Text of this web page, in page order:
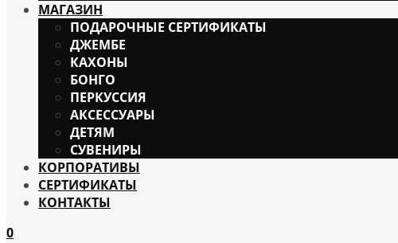
МАГАЗИН
ПОДАРОЧНЫЕ СЕРТИФИКАТЫ
ДЖЕМБЕ
КАХОНЫ
БОНГО
ПЕРКУССИЯ
АКСЕССУАРЫ
ДЕТЯМ
СУВЕНИРЫ
КОРПОРАТИВЫ
СЕРТИФИКАТЫ
КОНТАКТЫ
0